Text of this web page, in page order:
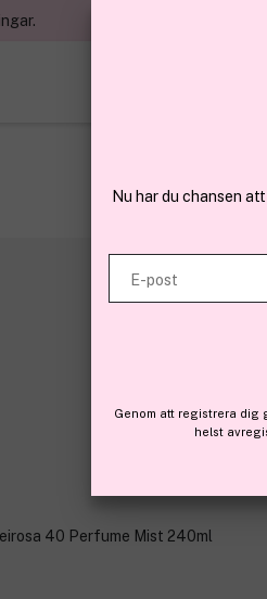
Nu har du chansen
E-post
Genom att registrera dig
helst